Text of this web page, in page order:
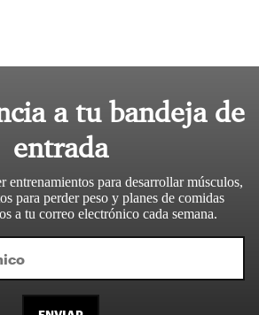
a tu bandeja de
entrada
entrenamientos para desarrollar músculos,
para perder peso y planes de comidas
a tu correo electrónico cada semana.